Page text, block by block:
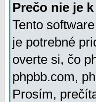
Prečo nie je
Tento
je potrebné
overte si, čo
phpbb.com,
Prosím,